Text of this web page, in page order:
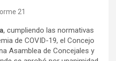
21
, cumpliendo las normativas
de COVID-19, el Concejo
Asamblea de Concejales y